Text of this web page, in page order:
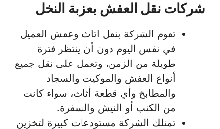
شركات نقل العفش بعزبة النخل
تقوم الشركة بنقل اثاث وعفش العميل
في نفس اليوم دون أن ينتظر فترة
طويلة من الزمن، وتعمل على نقل جميع
أنواع العفش والموكيت والسجاد
والمطابخ وأي قطعة أثاث، سواء كانت
من الكنب أو النيش والسفرة.
تمتلك الشركة مستودعات كبيرة لتخزين